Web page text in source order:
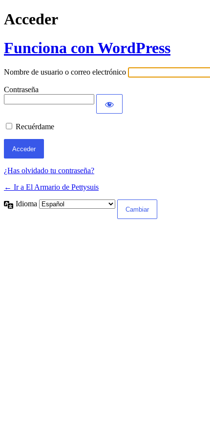
Acceder
Funciona con WordPress
Nombre de usuario o correo electrónico
Contraseña
Recuérdame
¿Has olvidado tu contraseña?
← Ir a El Armario de Pettysuis
Idioma